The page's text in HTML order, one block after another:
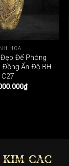
HOA
Để Phòng
Đồng Ấn Độ BH-
C27
₫
KIM CÁC